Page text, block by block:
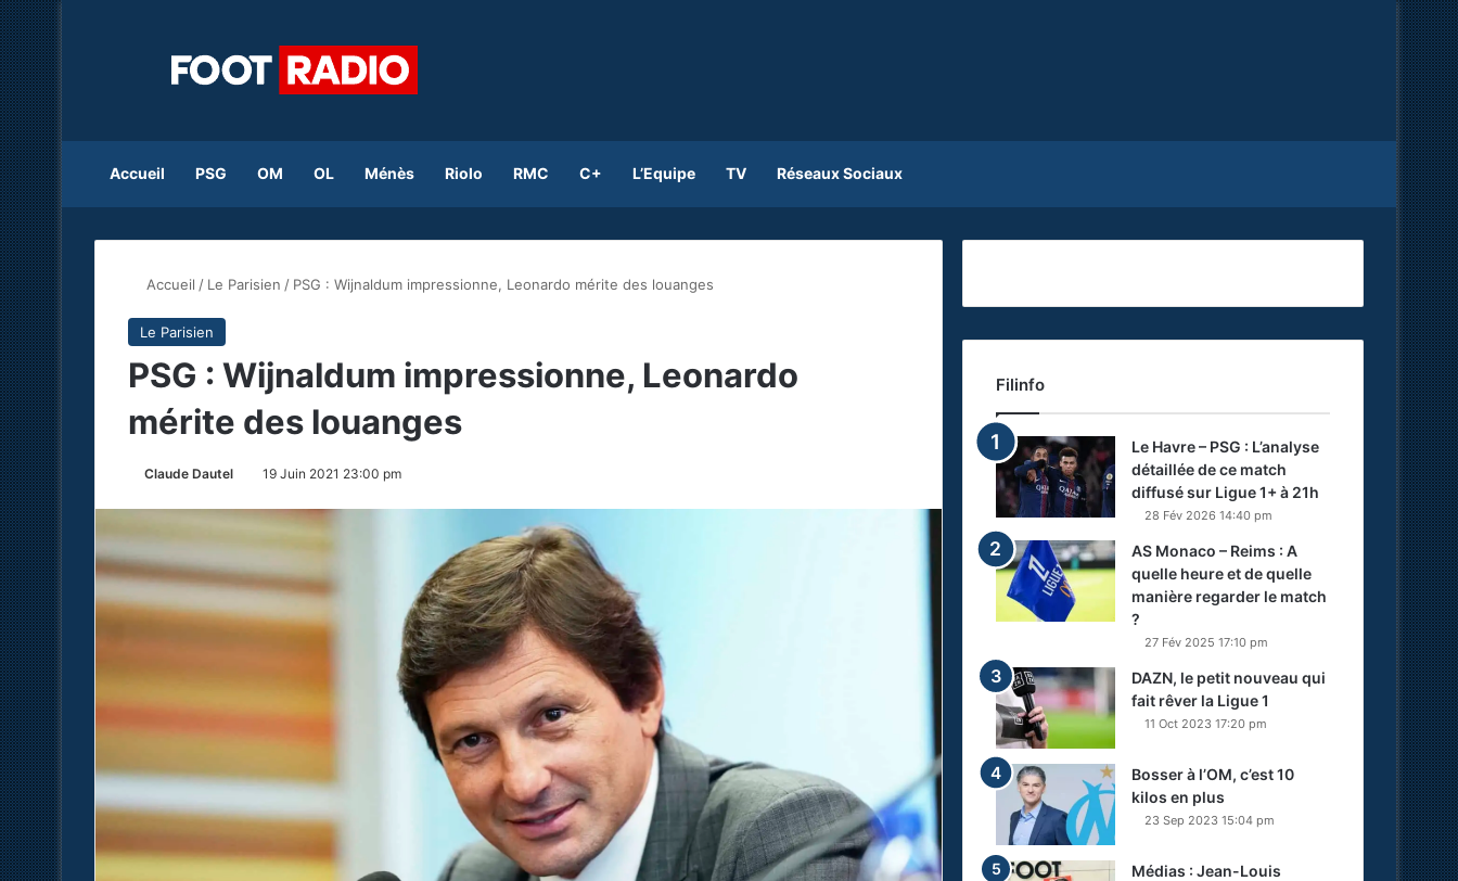
Accueil PSG OM OL Ménès Riolo RMC C+ L’Equipe TV Réseaux Sociaux
Accueil / Le Parisien / PSG : Wijnaldum impressionne, Leonardo mérite des louanges
Le Parisien
PSG : Wijnaldum impressionne, Leonardo
mérite des louanges
Claude Dautel 19 Juin 2021 23:00 pm
Filinfo
Le Havre – PSG : L’analyse
détaillée de ce match
diffusé sur Ligue 1+ à 21h
28 Fév 2026 14:40 pm
AS Monaco – Reims : A
quelle heure et de quelle
manière regarder le match
?
27 Fév 2025 17:10 pm
DAZN, le petit nouveau qui
fait rêver la Ligue 1
11 Oct 2023 17:20 pm
Bosser à l’OM, c’est 10
kilos en plus
23 Sep 2023 15:04 pm
Médias : Jean-Louis